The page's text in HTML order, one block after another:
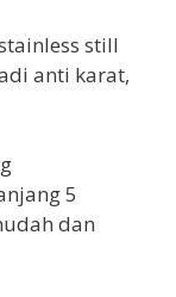
still
anti karat,
5
dan